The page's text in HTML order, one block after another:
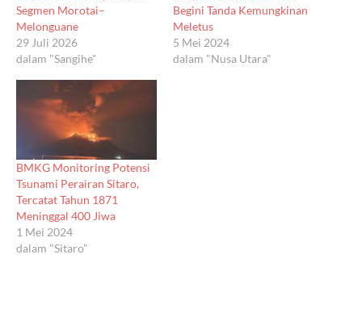
Segmen Morotai–
Melonguane
29 Juli 2026
dalam "Sangihe"
Begini Tanda Kemungkinan
Meletus
5 Mei 2024
dalam "Nusa Utara"
BMKG Monitoring Potensi
Tsunami Perairan Sitaro,
Tercatat Tahun 1871
Meninggal 400 Jiwa
1 Mei 2024
dalam "Sitaro"